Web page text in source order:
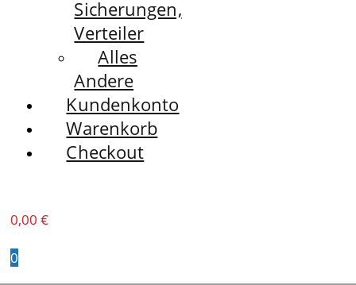
Sicherungen,
Verteiler
Alles
Andere
Kundenkonto
Warenkorb
Checkout
0,00€
0